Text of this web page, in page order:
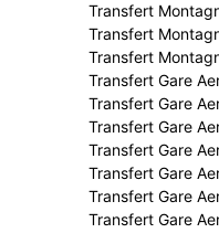
Transfert
Transfert
Transfert
Transfert Gare
Transfert Gare
Transfert Gare
Transfert Gare
Transfert Gare
Transfert Gare
Transfert Gare